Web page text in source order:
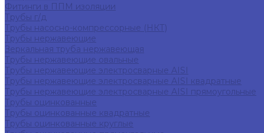
Фитинги в ППМ изоляции
Трубы г/д
Трубы насосно-компрессорные (НКТ)
Трубы нержавеющие
Зеркальная труба нержавеющая
Трубы нержавеющие овальные
Трубы нержавеющие электросварные AISI
Трубы нержавеющие электросварные AISI квадратные
Трубы нержавеющие электросварные AISI прямоугольные
Трубы оцинкованные
Трубы оцинкованные квадратные
Трубы оцинкованные круглые